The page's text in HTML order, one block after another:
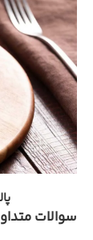
سوالات